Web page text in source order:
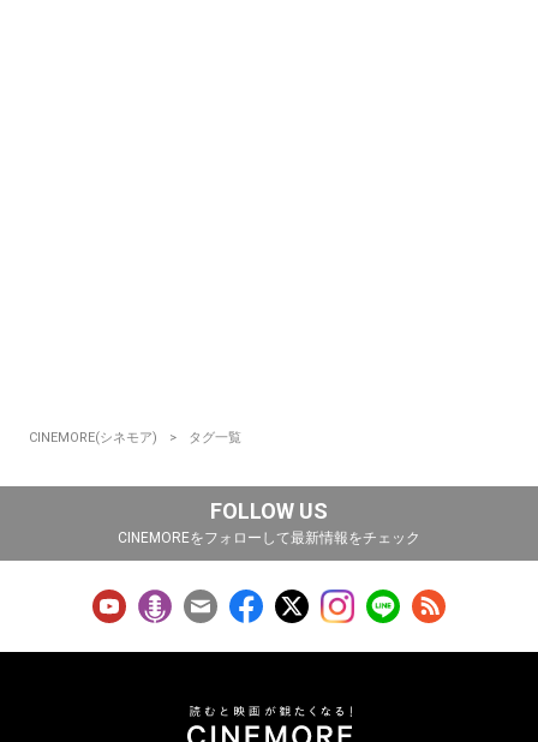
CINEMORE(シネモア) タグ一覧
FOLLOW US
CINEMOREをフォローして最新情報をチェック